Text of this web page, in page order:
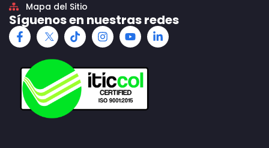
Mapa del Sitio
Síguenos en nuestras redes